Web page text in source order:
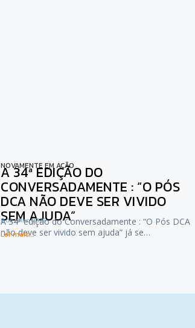
NOVAMENTE EM AÇÃO
A 34ª EDIÇÃO DO
CONVERSADAMENTE : “O PÓS
DCA NÃO DEVE SER VIVIDO
SEM AJUDA”
6 de Julho, 2026
A 34ª edição do Conversadamente : “O Pós DCA
não deve ser vivido sem ajuda” já se…
Ler mais...